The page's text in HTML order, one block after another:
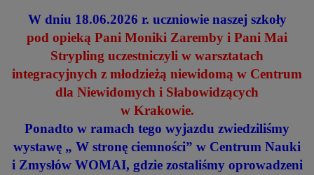
W dniu 18.06.2026 r. uczniowie naszej szkoły
pod opieką Pani Moniki Zaremby i Pani Mai
Strypling uczestniczyli w warsztatach
integracyjnych z młodzieżą niewidomą w Centrum
dla Niewidomych i Słabowidzących
w Krakowie.
Ponadto w ramach tego wyjazdu zwiedziliśmy
wystawę „ W stronę ciemności” w Centrum Nauki
i Zmysłów WOMAI, gdzie zostaliśmy oprowadzeni